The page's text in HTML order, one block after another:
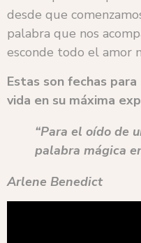
desde que
palabra que nos
esconde todo el amor
Estas son fechas
vida en su máxima
“Para el oído de
palabra mágica
Arlene Benedict